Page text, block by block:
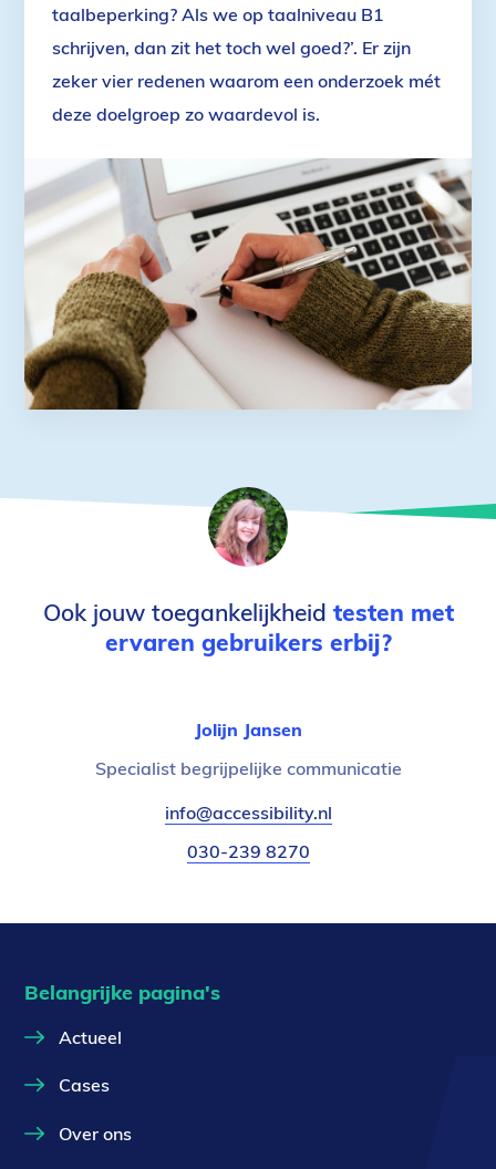
taalbeperking? Als we op taalniveau B1
schrijven, dan zit het toch wel goed?’. Er zijn
zeker vier redenen waarom een onderzoek mét
deze doelgroep zo waardevol is.
Ook jouw toegankelijkheid testen met
ervaren gebruikers erbij?
Jolijn Jansen
Functietitel:
Specialist begrijpelijke communicatie
E-
mail:
info@accessibility.nl
Telefoonnummer:
030-239 8270
Belangrijke pagina's
Actueel
Cases
Over ons